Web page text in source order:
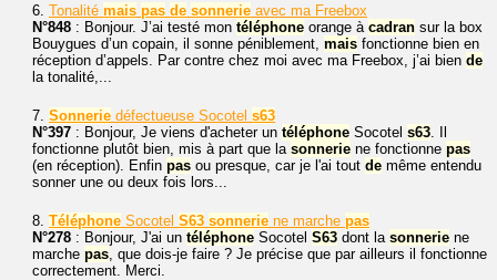
6. Tonalité mais pas de sonnerie avec ma Freebox
N°848 : Bonjour. J’ai testé mon téléphone orange à cadran sur la box
Bouygues d’un copain, il sonne péniblement, mais fonctionne bien en
réception d’appels. Par contre chez moi avec ma Freebox, j’ai bien de
la tonalité,...
7. Sonnerie défectueuse Socotel s63
N°397 : Bonjour, Je viens d'acheter un téléphone Socotel s63
fonctionne plutôt bien, mis à part que la sonnerie ne fonctionne pas
(en réception). Enfin pas ou presque, car je l'ai tout de même entendu
sonner une ou deux fois lors...
8. Téléphone Socotel S63 sonnerie ne marche pas
N°278 : Bonjour, J'ai un téléphone Socotel S63 dont la sonnerie ne
marche pas , que dois-je faire ? Je précise que par ailleurs il fonctionne
correctement. Merci.